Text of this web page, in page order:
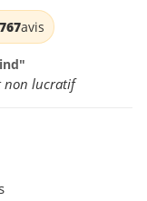
avis
non lucratif